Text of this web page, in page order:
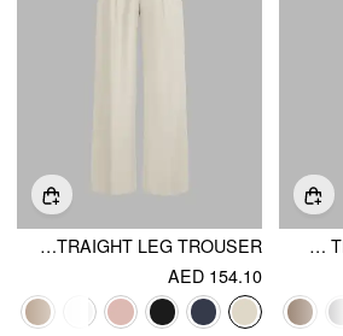
PETITE MID RISE SOLID STRAIGHT LEG TROUSERS WITH BELT
BELTED MID RISE STRAIGHT LEG TROUSER
AED 154.10